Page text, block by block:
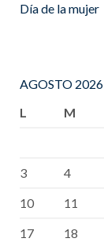
Día de la mujer
AGOSTO 2026
L
M
3
4
10
11
17
18